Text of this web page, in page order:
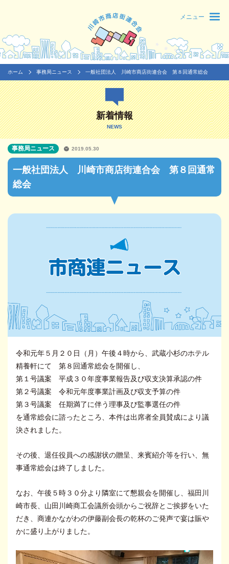
メニュー
ホーム 事務局ニュース 一般社団法人 川崎市商店街連合会 第８回通常総会
新着情報
NEWS
一般社団法人 川崎市商店街連合会 第８回通常
総会
事務局ニュース 2019.05.30
令和元年５月２０日（月）午後４時から、武蔵小杉のホテル
精養軒にて 第８回通常総会を開催し、
第１号議案 平成３０年度事業報告及び収支決算承認の件
第２号議案 令和元年度事業計画及び収支予算の件
第３号議案 任期満了に伴う理事及び監事選任の件
を通常総会に諮ったところ、本件は出席者全員賛成により議
決されました。
その後、退任役員への感謝状の贈呈、来賓紹介等を行い、無
事通常総会は終了しました。
なお、午後５時３０分より隣室にて懇親会を開催し、福田川
崎市長、山田川崎商工会議所会頭からご祝辞とご挨拶をいた
だき、商連かながわの伊藤副会長の乾杯のご発声で宴は賑や
かに盛り上がりました。